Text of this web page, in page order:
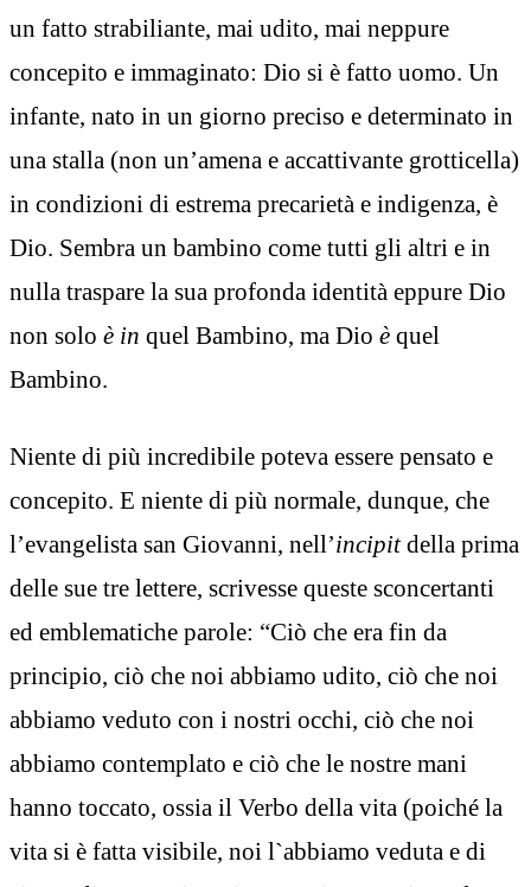
un fatto strabiliante, mai udito, mai neppure
concepito e immaginato: Dio si è fatto uomo. Un
infante, nato in un giorno preciso e determinato in
una stalla (non un’amena e accattivante grotticella)
in condizioni di estrema precarietà e indigenza, è
Dio. Sembra un bambino come tutti gli altri e in
nulla traspare la sua profonda identità eppure Dio
non solo è in quel Bambino, ma Dio è quel
Bambino.
Niente di più incredibile poteva essere pensato e
concepito. E niente di più normale, dunque, che
l’evangelista san Giovanni, nell’incipitdella prima
delle sue tre lettere, scrivesse queste sconcertanti
ed emblematiche parole: “Ciò che era fin da
principio, ciò che noi abbiamo udito, ciò che noi
abbiamo veduto con i nostri occhi, ciò che noi
abbiamo contemplato e ciò che le nostre mani
hanno toccato, ossia il Verbo della vita (poiché la
vita si è fatta visibile, noi l`abbiamo veduta e di